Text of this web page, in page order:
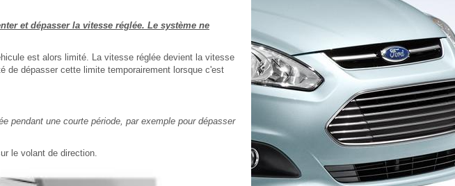
et dépasser la vitesse réglée. Le système ne
est alors limité. La vitesse réglée devient la vitesse
dépasser cette limite temporairement lorsque c'est
pendant une courte période, par exemple pour dépasser
le volant de direction.